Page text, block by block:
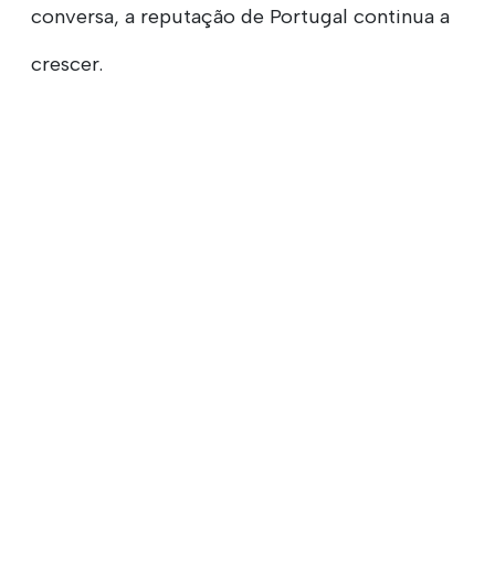
conversa, a reputação de Portugal continua a
crescer.